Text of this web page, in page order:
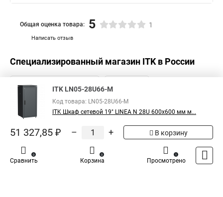
Написать отзыв
Общая оценка товара: 5 1
Специализированный магазин ITKв России
ITK LN05-28U66-M
Код товара: LN05-28U66-M
ITK Шкаф сетевой 19" LINEA N 28U 600х600 мм м...
51 327,85 ₽ – + В корзину
Сравнить
0
Корзина
0
Просмотрено
1